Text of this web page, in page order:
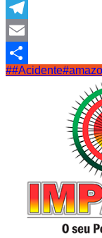
WhatsApp
Telegram
Email
Share
##Acidente